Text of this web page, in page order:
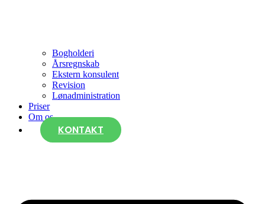
Bogholderi
Årsregnskab
Ekstern konsulent
Revision
Lønadministration
Priser
Om os
KONTAKT